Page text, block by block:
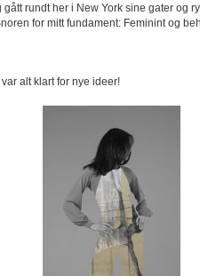
gått rundt her i New York sine gater og
for mitt fundament: Feminint og
alt klart for nye ideer!